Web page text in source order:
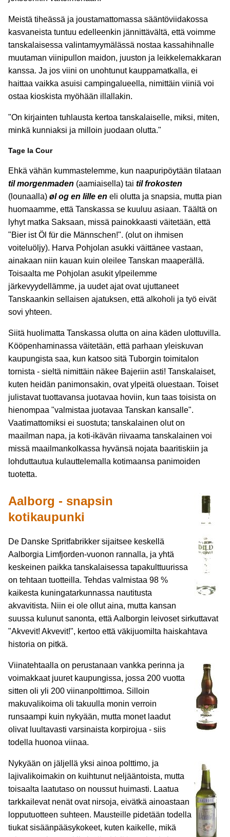
Meistä tiheässä ja joustamattomassa sääntöviidakossa
kasvaneista tuntuu edelleenkin jännittävältä, että voimme
tanskalaisessa valintamyymälässä nostaa kassahihnalle
muutaman viinipullon maidon, juuston ja leikkelemakkaran
kanssa. Ja jos viini on unohtunut kauppamatkalla, ei
haittaa vaikka asuisi campingalueella, nimittäin viiniä voi
ostaa kioskista myöhään illallakin.
"On kirjainten tuhlausta kertoa tanskalaiselle, miksi, miten,
minkä kunniaksi ja milloin juodaan olutta."
Tage la Cour
Ehkä vähän kummastelemme, kun naapuripöytään tilataan
til morgenmaden (aamiaisella) tai til frokosten
(lounaalla) øl og en lille en eli olutta ja snapsia, mutta pian
huomaamme, että Tanskassa se kuuluu asiaan. Täältä on
lyhyt matka Saksaan, missä painokkaasti väitetään, että
"Bier ist Öl für die Männschen!". (olut on ihmisen
voiteluöljy). Harva Pohjolan asukki väittänee vastaan,
ainakaan niin kauan kuin oleilee Tanskan maaperällä.
Toisaalta me Pohjolan asukit ylpeilemme
järkevyydellämme, ja uudet ajat ovat ujuttaneet
Tanskaankin sellaisen ajatuksen, että alkoholi ja työ eivät
sovi yhteen.
Siitä huolimatta Tanskassa olutta on aina käden ulottuvilla.
Kööpenhaminassa väitetään, että parhaan yleiskuvan
kaupungista saa, kun katsoo sitä Tuborgin toimitalon
tornista - sieltä nimittäin näkee Bajeriin asti! Tanskalaiset,
kuten heidän panimonsakin, ovat ylpeitä oluestaan. Toiset
julistavat tuottavansa juotavaa hoviin, kun taas toisista on
hienompaa "valmistaa juotavaa Tanskan kansalle".
Vaatimattomiksi ei suostuta; tanskalainen olut on
maailman napa, ja koti-ikävän riivaama tanskalainen voi
missä maailmankolkassa hyvänsä nojata baaritiskiin ja
lohduttautua kulauttelemalla kotimaansa panimoiden
tuotetta.
Aalborg - snapsin
kotikaupunki
De Danske Spritfabrikker sijaitsee keskellä
Aalborgia Limfjorden-vuonon rannalla, ja yhtä
keskeinen paikka tanskalaisessa tapakulttuurissa
on tehtaan tuotteilla. Tehdas valmistaa 98 %
kaikesta kuningatarkunnassa nautitusta
akvavitista. Niin ei ole ollut aina, mutta kansan
suussa kulunut sanonta, että Aalborgin leivoset sirkuttavat
"Akvevit! Akvevit!", kertoo että väkijuomilta haiskahtava
historia on pitkä.
Viinatehtaalla on perustanaan vankka perinna ja
voimakkaat juuret kaupungissa, jossa 200 vuotta
sitten oli yli 200 viinanpolttimoa. Silloin
makuvalikoima oli takuulla monin verroin
runsaampi kuin nykyään, mutta monet laadut
olivat luultavasti varsinaista korpirojua - siis
todella huonoa viinaa.
Nykyään on jäljellä yksi ainoa polttimo, ja
lajivalikoimakin on kuihtunut neljääntoista, mutta
toisaalta laatutaso on noussut huimasti. Laatua
tarkkailevat nenät ovat nirsoja, eivätkä ainoastaan
lopputuotteen suhteen. Mausteille pidetään todella
tiukat sisäänpääsykokeet, kuten kaikelle, mikä